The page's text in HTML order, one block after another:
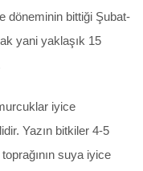
döneminin bittiği Şubat-
yani yaklaşık 15
iyice
Yazın bitkiler 4-5
suya iyice